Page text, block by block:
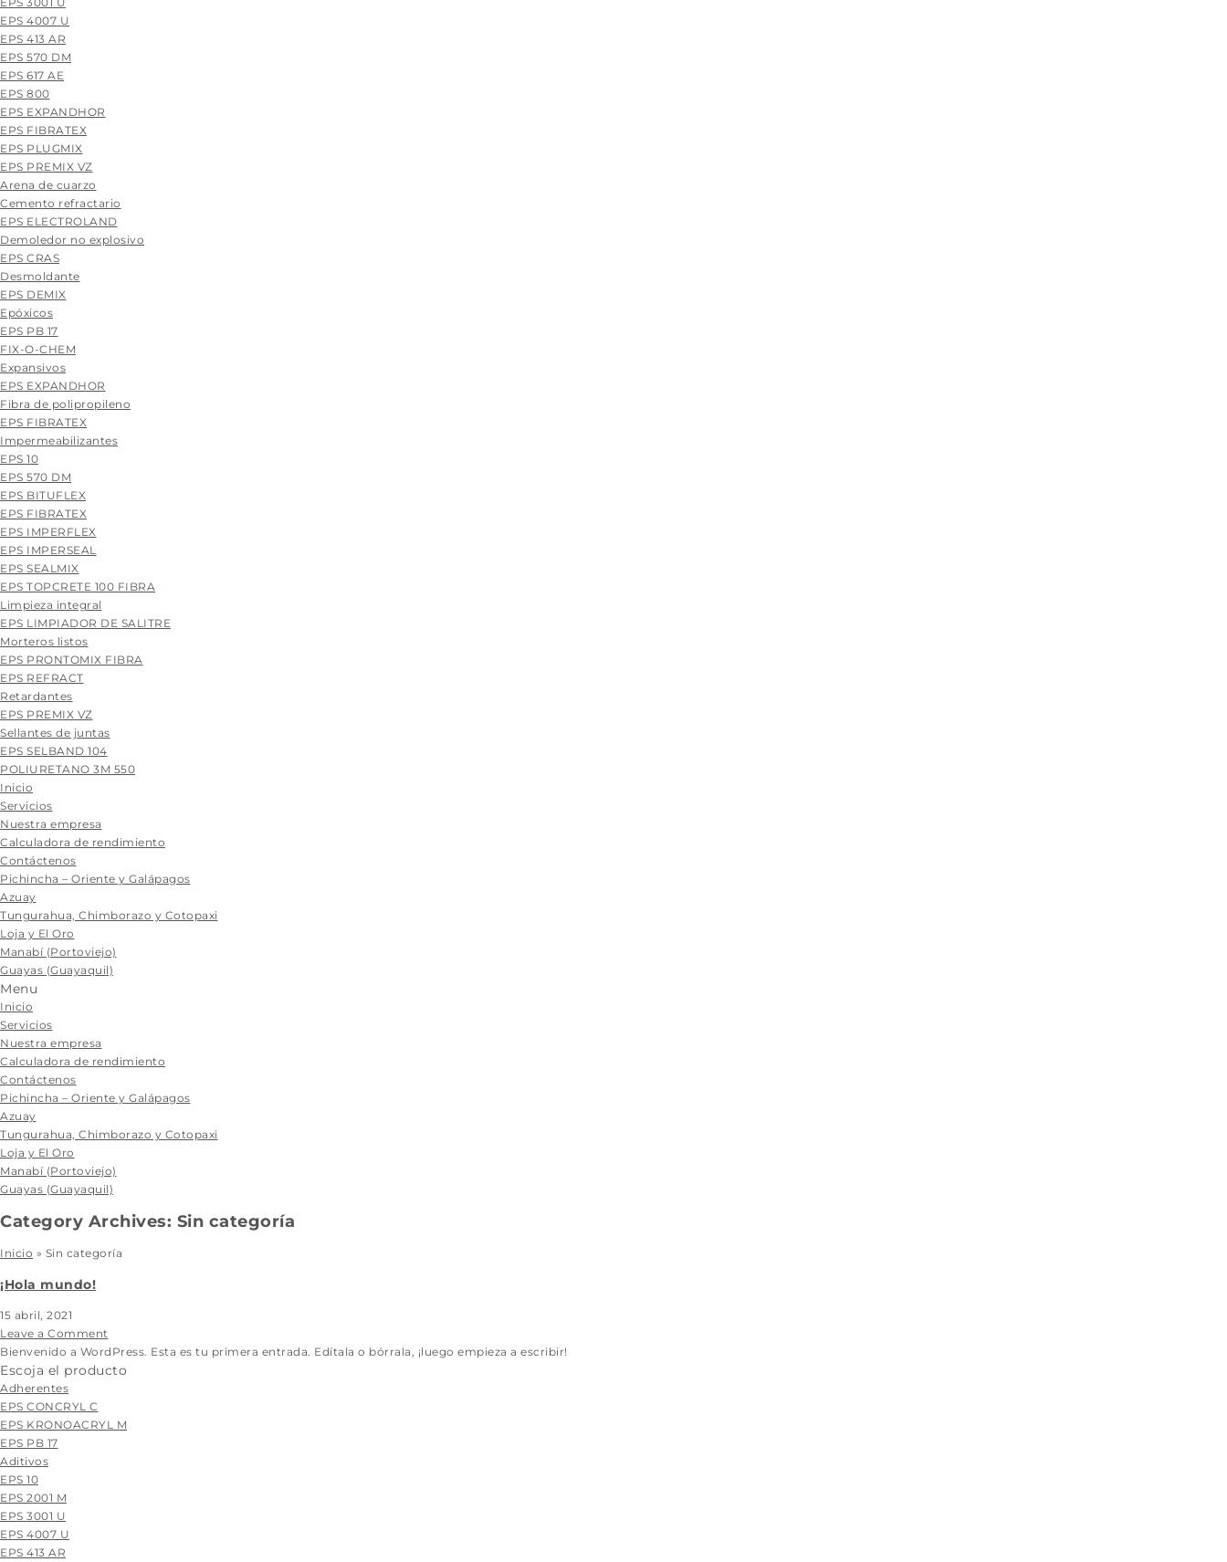
EPS 4007 U
EPS 413 AR
EPS 570 DM
EPS 617 AE
EPS 800
EPS EXPANDHOR
EPS FIBRATEX
EPS PLUGMIX
EPS PREMIX VZ
Arena de cuarzo
Cemento refractario
EPS ELECTROLAND
Demoledor no explosivo
EPS CRAS
Desmoldante
EPS DEMIX
Epóxicos
EPS PB 17
FIX-O-CHEM
Expansivos
EPS EXPANDHOR
Fibra de polipropileno
EPS FIBRATEX
Impermeabilizantes
EPS 10
EPS 570 DM
EPS BITUFLEX
EPS FIBRATEX
EPS IMPERFLEX
EPS IMPERSEAL
EPS SEALMIX
EPS TOPCRETE 100 FIBRA
Limpieza integral
EPS LIMPIADOR DE SALITRE
Morteros listos
EPS PRONTOMIX FIBRA
EPS REFRACT
Retardantes
EPS PREMIX VZ
Sellantes de juntas
EPS SELBAND 104
POLIURETANO 3M 550
Skip
to
content
Inicio
Servicios
Nuestra empresa
Calculadora de rendimiento
Contáctenos
Pichincha – Oriente y Galápagos
Azuay
Tungurahua, Chimborazo y Cotopaxi
Loja y El Oro
Manabí (Portoviejo)
Guayas (Guayaquil)
Menu
Inicio
Servicios
Nuestra empresa
Calculadora de rendimiento
Contáctenos
Pichincha – Oriente y Galápagos
Azuay
Tungurahua, Chimborazo y Cotopaxi
Loja y El Oro
Manabí (Portoviejo)
Guayas (Guayaquil)
Category Archives: Sin categoría
Inicio » Sin categoría
¡Hola mundo!
15 abril, 2021
Leave a Comment
Bienvenido a WordPress. Esta es tu primera entrada. Edítala o bórrala, ¡luego empieza a escribir!
Escoja el producto
Adherentes
EPS CONCRYL C
EPS KRONOACRYL M
EPS PB 17
Aditivos
EPS 10
EPS 2001 M
EPS 3001 U
EPS 4007 U
EPS 413 AR